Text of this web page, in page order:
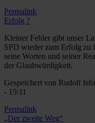
Permalink
Erfolg ?
Kleiner Fehler gibt unser
SPD wieder zum Erfolg zu
seine Worten und seiner
der Glaubwürdigkeit.
Gespeichert von Rudolf
- 15:11
Permalink
„Der zweite Weg“